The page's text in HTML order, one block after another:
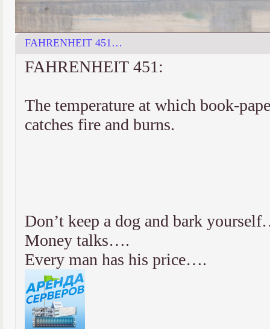
FAHRENHEIT 451…
FAHRENHEIT 451:
The temperature at which book-
catches fire and burns.
Don’t keep a dog and bark
Money talks….
Every man has his price….